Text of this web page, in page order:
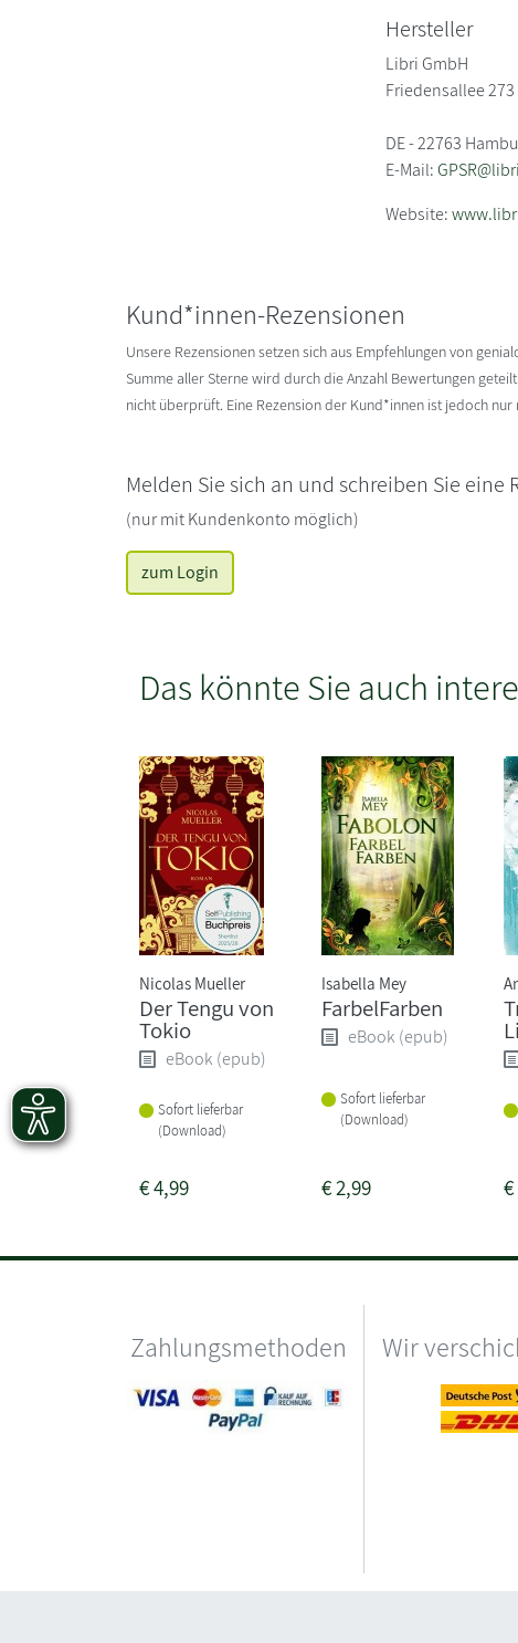
Hersteller
Libri GmbH
Friedensallee 273
DE - 22763
E-Mail:
Website:
Kund*innen-Rezensionen
Unsere Rezensionen setzen sich aus Empfehlungen von
Summe aller Sterne wird durch die Anzahl Bewertungen
nicht überprüft. Eine Rezension der Kund*innen ist jedoch
Melden Sie sich an und schreiben Sie eine
(nur mit Kundenkonto möglich)
zum Login
Das könnte Sie auch
Nicolas Mueller
Der Tengu von
Tokio
eBook (epub)
Sofort lieferbar
(Download)
€4,99
Isabella Mey
FarbelFarben
eBook (epub)
Sofort lieferbar
(Download)
€2,99 €
Zahlungsmethoden Wir